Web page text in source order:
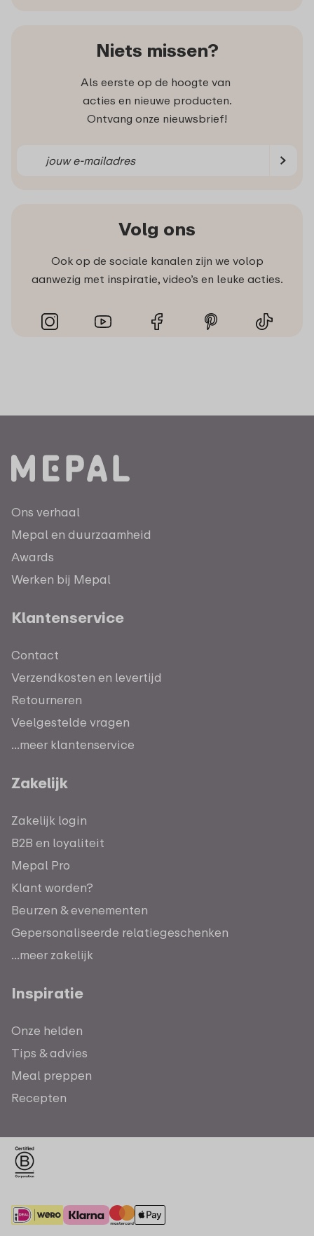
Niets missen?
Als eerste op de hoogte van
acties en nieuwe producten.
Ontvang onze nieuwsbrief!
Volg ons
Ook op de sociale kanalen zijn we volop
aanwezig met inspiratie, video’s en leuke acties.
Ons verhaal
Mepal en duurzaamheid
Awards
Werken bij Mepal
Klantenservice
Contact
Verzendkosten en levertijd
Retourneren
Veelgestelde vragen
...meer klantenservice
Zakelijk
Zakelijk login
B2B en loyaliteit
Mepal Pro
Klant worden?
Beurzen & evenementen
Gepersonaliseerde relatiegeschenken
...meer zakelijk
Inspiratie
Onze helden
Tips & advies
Meal preppen
Recepten